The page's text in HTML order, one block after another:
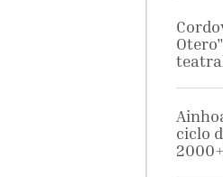
ciclo